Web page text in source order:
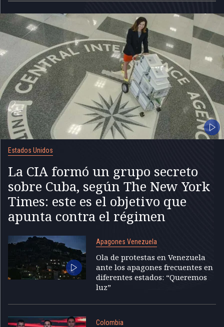
Estados Unidos
La CIA formó un grupo secreto
sobre Cuba, según The New York
Times: este es el objetivo que
apunta contra el régimen
Apagones Venezuela
Ola de protestas en Venezuela
ante los apagones frecuentes en
diferentes estados: “Queremos
luz”
Colombia